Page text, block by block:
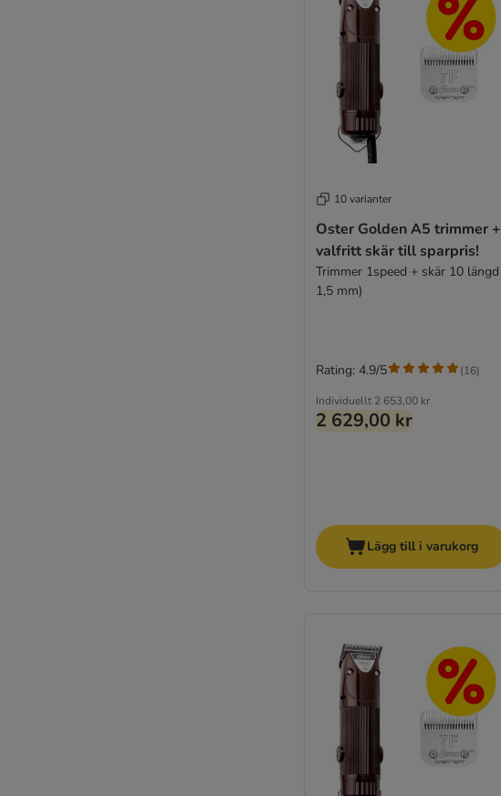
10 varianter
Oster Golden A5 trimmer +
valfritt skär till sparpris!
Trimmer 1speed + skär 10 längd
1,5 mm)
Individuellt 2 653,00 kr
2 629,00 kr
Rating: 4.9/5 (16)
Lägg till i varukorg